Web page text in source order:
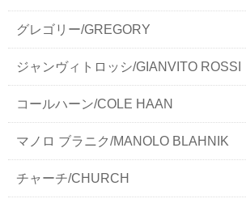
グレゴリー/GREGORY
ジャンヴィトロッシ/GIANVITO ROSSI
コールハーン/COLE HAAN
マノロ ブラニク/MANOLO BLAHNIK
チャーチ/CHURCH